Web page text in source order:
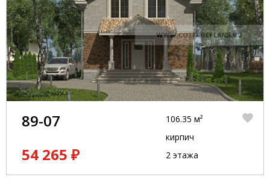
89-07
54 265 ₽
106.35 м²
кирпич
2 этажа